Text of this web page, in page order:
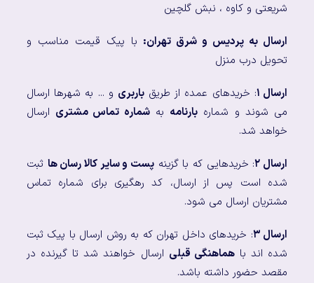
شریعتی و کاوه ، نبش گلچین
ارسال به پردیس و شرق تهران: با پیک قیمت مناسب و
تحویل درب منزل
ارسال ۱ : خریدهای عمده از طریقباربری و ... به شهرها ارسال
می شوند و شماره بارنامه بهشماره تماس مشتری ارسال
خواهد شد.
ارسال ۲ : خریدهایی که با گزینه پست و سایر کالا رسان ها ثبت
شده است پس از ارسال، کد رهگیری برای شماره تماس
مشتریان ارسال می شود.
ارسال ۳
: خریدهای داخل تهران که به روش ارسال با پیک ثبت
شده اند باهماهنگی قبلی ارسال خواهند شد تا گیرنده در
مقصد حضور داشته باشد.